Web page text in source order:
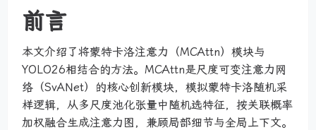
前言
本文介绍了将蒙特卡洛注意力（MCAttn）模块与
YOLO26相结合的方法。MCAttn是尺度可变注意力网
络（SvANet）的核心创新模块，模拟蒙特卡洛随机采
样逻辑，从多尺度池化张量中随机选特征，按关联概率
加权融合生成注意力图，兼顾局部细节与全局上下文。